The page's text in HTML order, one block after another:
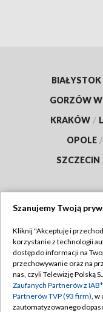
BIAŁYSTOK
GORZÓW
KRAKÓW /
OPOLE /
SZCZECIN
Abonament TVP
Emisja w TVP
Centrum informacji
Szanujemy Twoją
Kliknij "Akceptuję i
korzystanie z technologii
dostęp do informacji na
przechowywanie oraz na
nas, czyli Telewizję Polską
Zaufanych Partnerów z
Partnerów TVP (93 firm), w
zautomatyzowanego